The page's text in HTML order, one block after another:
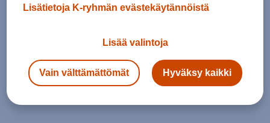
Lisätietoja K-ryhmän evästekäytännöistä
Lisää valintoja
Vain välttämättömät Hyväksy kaikki